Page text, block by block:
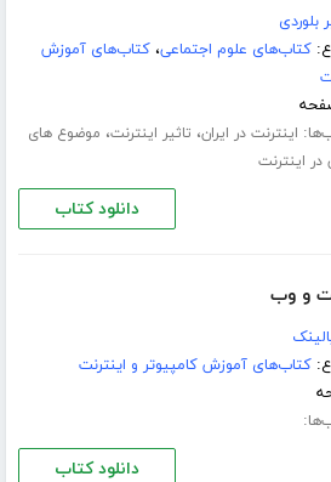
بلوردی
کتاب‌های علوم اجتماعی،کتاب‌های آموزش
اینترنت در ایران، تاثیر اینترنت، موضوع های
اینترنت
دانلود کتاب
و وب
کتاب‌های آموزش کامپیوتر و اینترنت
دانلود کتاب